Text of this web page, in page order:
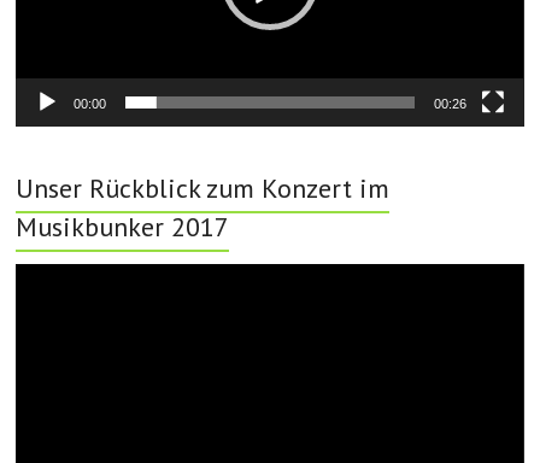
00:00 00:26
Unser Rückblick zum Konzert im
Musikbunker 2017